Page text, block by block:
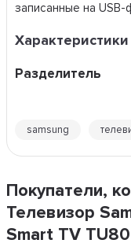
записанные на
Характеристики
Разделитель
samsung
Покупатели,
Телевизор
Smart TV